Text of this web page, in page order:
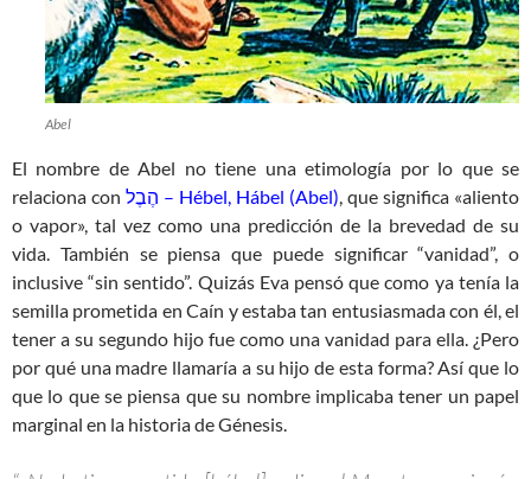
Abel
El nombre de Abel no tiene una etimología por lo que se
relaciona con
הֶבֶל – Hébel, Hábel (Abel), que significa «aliento
o vapor», tal vez como una predicción de la brevedad de su
vida. También se piensa que puede significar “vanidad”, o
inclusive “sin sentido”. Quizás Eva pensó que como ya tenía la
semilla prometida en Caín y estaba tan entusiasmada con él, el
tener a su segundo hijo fue como una vanidad para ella. ¿Pero
por qué una madre llamaría a su hijo de esta forma? Así que lo
que lo que se piensa que su nombre implicaba tener un papel
marginal en la historia de Génesis.